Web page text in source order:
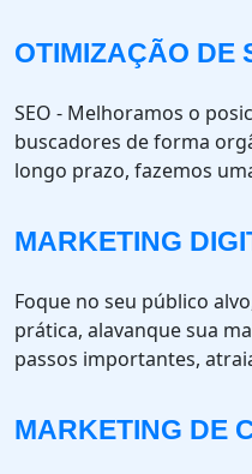
OTIMIZAÇÃO DE
SEO - Melhoramos o
buscadores de forma
longo prazo, fazemos
MARKETING
Foque no seu público
prática, alavanque sua
passos importantes,
MARKETING DE